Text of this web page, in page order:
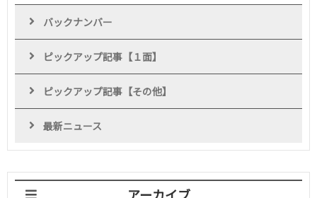
バックナンバー
ピックアップ記事【１面】
ピックアップ記事【その他】
最新ニュース
アーカイブ